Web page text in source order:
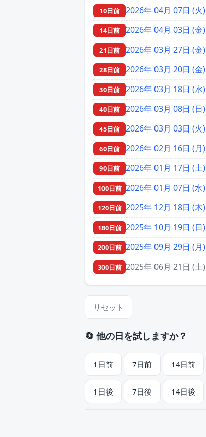
10日前 2026年 04月 07日 (火)
14日前 2026年 04月 03日 (金)
21日前 2026年 03月 27日 (金)
28日前 2026年 03月 20日 (金)
30日前 2026年 03月 18日 (水)
40日前 2026年 03月 08日 (日)
45日前 2026年 03月 03日 (火)
60日前 2026年 02月 16日 (月)
90日前 2026年 01月 17日 (土)
100日前 2026年 01月 07日 (水)
120日前 2025年 12月 18日 (木)
180日前 2025年 10月 19日 (日)
200日前 2025年 09月 29日 (月)
300日前 2025年 06月 21日 (土)
リセット
🔄 他の日を試しますか？
1日前 7日前 14日前
1日後 7日後 14日後